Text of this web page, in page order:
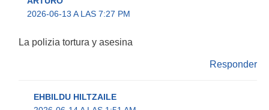
2026-06-13 A LAS 7:27 PM
La polizia tortura y asesina
Responder
EHBILDU HILTZAILE